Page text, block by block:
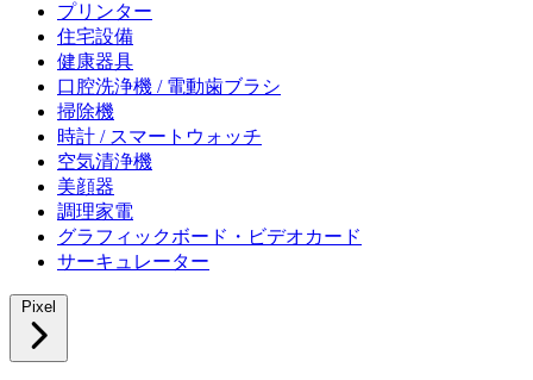
プリンター
住宅設備
健康器具
口腔洗浄機 / 電動歯ブラシ
掃除機
時計 / スマートウォッチ
空気清浄機
美顔器
調理家電
グラフィックボード・ビデオカード
サーキュレーター
Pixel